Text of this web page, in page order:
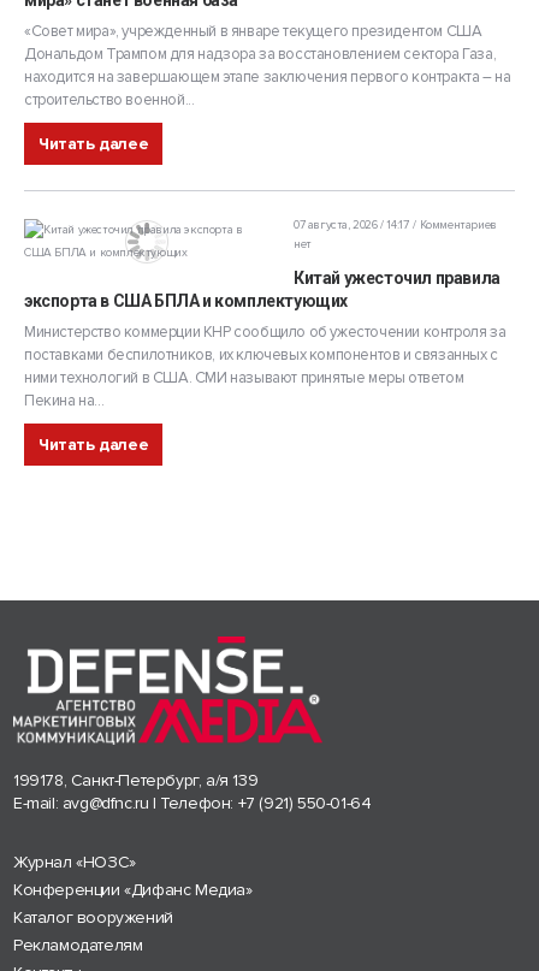
«Совет мира», учрежденный в январе текущего президентом США
Дональдом Трампом для надзора за восстановлением сектора Газа,
находится на завершающем этапе заключения первого контракта – на
строительство военной...
Читать далее
07 августа, 2026 / 14:17
Комментариев
нет
Китай ужесточил правила
экспорта в США БПЛА и комплектующих
Министерство коммерции КНР сообщило об ужесточении контроля за
поставками беспилотников, их ключевых компонентов и связанных с
ними технологий в США. СМИ называют принятые меры ответом
Пекина на...
Читать далее
199178, Санкт-Петербург, а/я 139
E-mail: avg@dfnc.ru | Телефон: +7 (921) 550-01-64
Журнал «НОЗС»
Конференции «Дифанс Медиа»
Каталог вооружений
Рекламодателям